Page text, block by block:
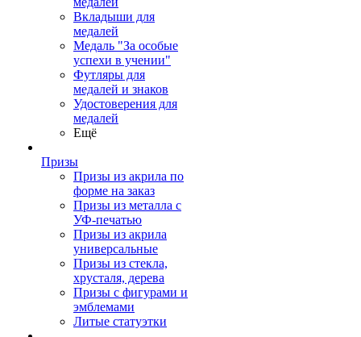
Вкладыши для
медалей
Медаль "За особые
успехи в учении"
Футляры для
медалей и знаков
Удостоверения для
медалей
Ещё
Призы
Призы из акрила по
форме на заказ
Призы из металла с
УФ-печатью
Призы из акрила
универсальные
Призы из стекла,
хрусталя, дерева
Призы с фигурами и
эмблемами
Литые статуэтки